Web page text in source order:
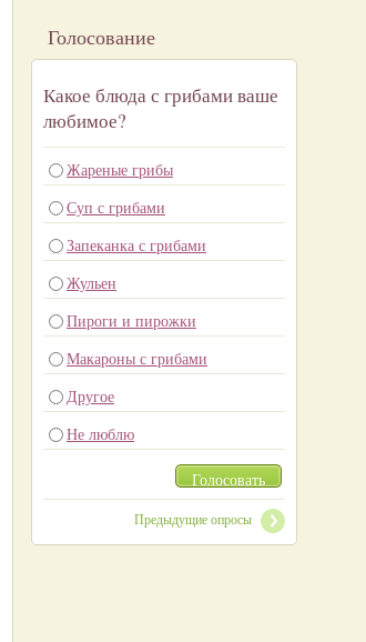
Голосование
Какое блюда с грибами ваше
любимое?
Жареные грибы
Суп с грибами
Запеканка с грибами
Жульен
Пироги и пирожки
Макароны с грибами
Другое
Не люблю
Голосовать
Предыдущие опросы